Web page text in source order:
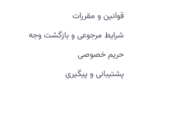
قوانین و مقررات
شرایط مرجوعی و بازگشت وجه
حریم خصوصی
پشتیبانی و پیگیری